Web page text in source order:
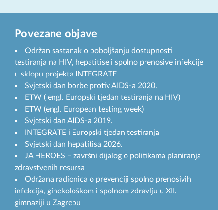
Povezane objave
Održan sastanak o poboljšanju dostupnosti
testiranja na HIV, hepatitise i spolno prenosive infekcije
u sklopu projekta INTEGRATE
Svjetski dan borbe protiv AIDS-a 2020.
ETW ( engl. Europski tjedan testiranja na HIV)
ETW (engl. European testing week)
Svjetski dan AIDS-a 2019.
INTEGRATE i Europski tjedan testiranja
Svjetski dan hepatitisa 2026.
JA HEROES – završni dijalog o politikama planiranja
zdravstvenih resursa
Održana radionica o prevenciji spolno prenosivih
infekcija, ginekološkom i spolnom zdravlju u XII.
gimnaziji u Zagrebu